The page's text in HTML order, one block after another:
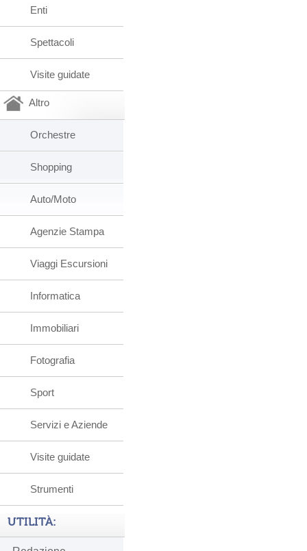
Enti
Spettacoli
Visite guidate
Altro
Orchestre
Shopping
Auto/Moto
Agenzie Stampa
Viaggi Escursioni
Informatica
Immobiliari
Fotografia
Sport
Servizi e Aziende
Visite guidate
Strumenti
UTILITÀ: